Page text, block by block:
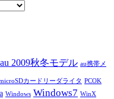
au 2009秋冬モデル au携帯メ
カードリーダライタ PCOK
Windows Windows7 WinX